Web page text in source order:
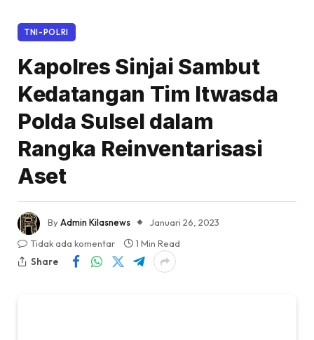
TNI-POLRI
Kapolres Sinjai Sambut
Kedatangan Tim Itwasda
Polda Sulsel dalam
Rangka Reinventarisasi
Aset
ByAdmin Kilasnews
Januari 26, 2023
Tidak ada komentar
1 Min Read
Share